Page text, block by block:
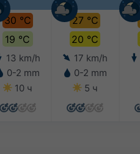
30 °C
19 °C
13 km/h
0-2 mm
10 ч
27 °C
20 °C
17 km/h
0-2 mm
5 ч